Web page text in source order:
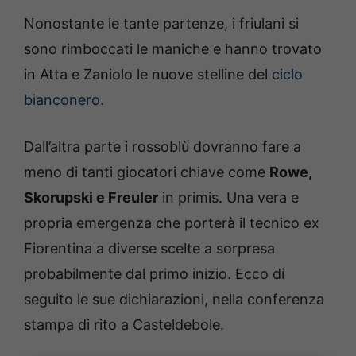
Nonostante le tante partenze, i friulani si
sono rimboccati le maniche e hanno trovato
in Atta e Zaniolo le nuove stelline del ciclo
bianconero.
Dall’altra parte i rossoblù dovranno fare a
meno di tanti giocatori chiave come Rowe,
Skorupski e Freuler in primis. Una vera e
propria emergenza che porterà il tecnico ex
Fiorentina a diverse scelte a sorpresa
probabilmente dal primo inizio. Ecco di
seguito le sue dichiarazioni, nella conferenza
stampa di rito a Casteldebole.